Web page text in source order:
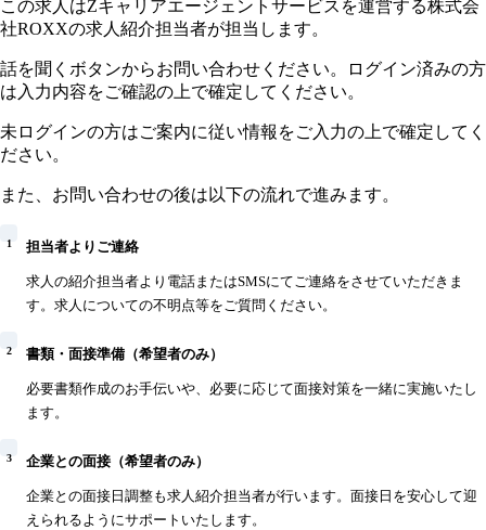
この求人はZキャリアエージェントサービスを運営する株式会
社ROXXの求人紹介担当者が担当します。
話を聞くボタンからお問い合わせください。ログイン済みの方
は入力内容をご確認の上で確定してください。
未ログインの方はご案内に従い情報をご入力の上で確定してく
ださい。
また、お問い合わせの後は以下の流れで進みます。
1 担当者よりご連絡
求人の紹介担当者より電話またはSMSにてご連絡をさせていただきま
す。求人についての不明点等をご質問ください。
2 書類・面接準備（希望者のみ）
必要書類作成のお手伝いや、必要に応じて面接対策を一緒に実施いたし
ます。
3 企業との面接（希望者のみ）
企業との面接日調整も求人紹介担当者が行います。面接日を安心して迎
えられるようにサポートいたします。